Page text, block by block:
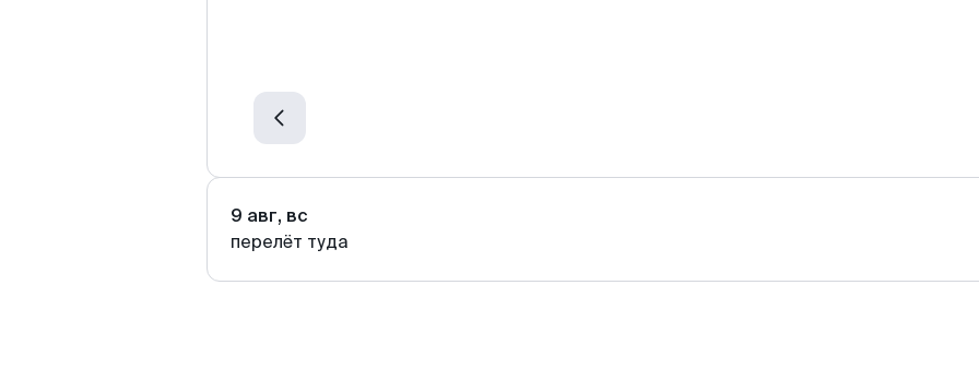
9 авг, вс
перелёт туда